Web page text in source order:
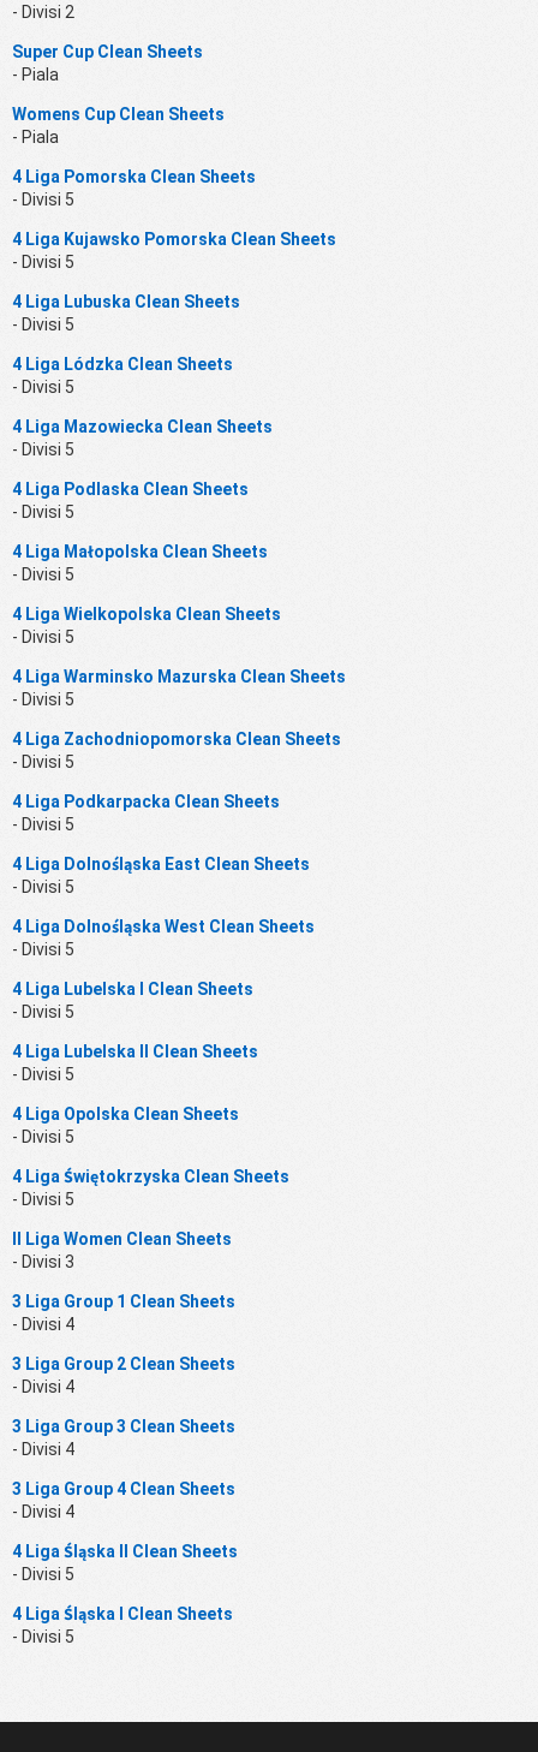
- Divisi 2
Super Cup Clean Sheets
- Piala
Womens Cup Clean Sheets
- Piala
4 Liga Pomorska Clean Sheets
- Divisi 5
4 Liga Kujawsko Pomorska Clean Sheets
- Divisi 5
4 Liga Lubuska Clean Sheets
- Divisi 5
4 Liga Lódzka Clean Sheets
- Divisi 5
4 Liga Mazowiecka Clean Sheets
- Divisi 5
4 Liga Podlaska Clean Sheets
- Divisi 5
4 Liga Małopolska Clean Sheets
- Divisi 5
4 Liga Wielkopolska Clean Sheets
- Divisi 5
4 Liga Warminsko Mazurska Clean Sheets
- Divisi 5
4 Liga Zachodniopomorska Clean Sheets
- Divisi 5
4 Liga Podkarpacka Clean Sheets
- Divisi 5
4 Liga Dolnośląska East Clean Sheets
- Divisi 5
4 Liga Dolnośląska West Clean Sheets
- Divisi 5
4 Liga Lubelska I Clean Sheets
- Divisi 5
4 Liga Lubelska II Clean Sheets
- Divisi 5
4 Liga Opolska Clean Sheets
- Divisi 5
4 Liga Świętokrzyska Clean Sheets
- Divisi 5
II Liga Women Clean Sheets
- Divisi 3
3 Liga Group 1 Clean Sheets
- Divisi 4
3 Liga Group 2 Clean Sheets
- Divisi 4
3 Liga Group 3 Clean Sheets
- Divisi 4
3 Liga Group 4 Clean Sheets
- Divisi 4
4 Liga Śląska II Clean Sheets
- Divisi 5
4 Liga Śląska I Clean Sheets
- Divisi 5